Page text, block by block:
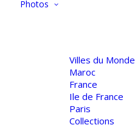
Photos
Villes du Monde
Maroc
France
Ile de France
Paris
Collections